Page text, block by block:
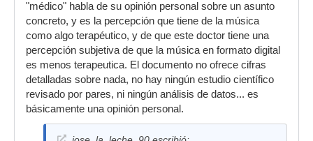
"médico" habla de su opinión personal sobre un asunto
concreto, y es la percepción que tiene de la música
como algo terapéutico, y de que este doctor tiene una
percepción subjetiva de que la música en formato digital
es menos terapeutica. El documento no ofrece cifras
detalladas sobre nada, no hay ningún estudio científico
revisado por pares, ni ningún análisis de datos... es
básicamente una opinión personal.